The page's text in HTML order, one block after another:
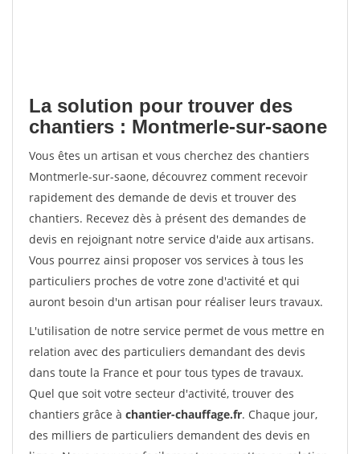
La solution pour trouver des
chantiers : Montmerle-sur-saone
Vous êtes un artisan et vous cherchez des chantiers
Montmerle-sur-saone, découvrez comment recevoir
rapidement des demande de devis et trouver des
chantiers. Recevez dès à présent des demandes de
devis en rejoignant notre service d'aide aux artisans.
Vous pourrez ainsi proposer vos services à tous les
particuliers proches de votre zone d'activité et qui
auront besoin d'un artisan pour réaliser leurs travaux.
L'utilisation de notre service permet de vous mettre en
relation avec des particuliers demandant des devis
dans toute la France et pour tous types de travaux.
Quel que soit votre secteur d'activité, trouver des
chantiers grâce à chantier-chauffage.fr. Chaque jour,
des milliers de particuliers demandent des devis en